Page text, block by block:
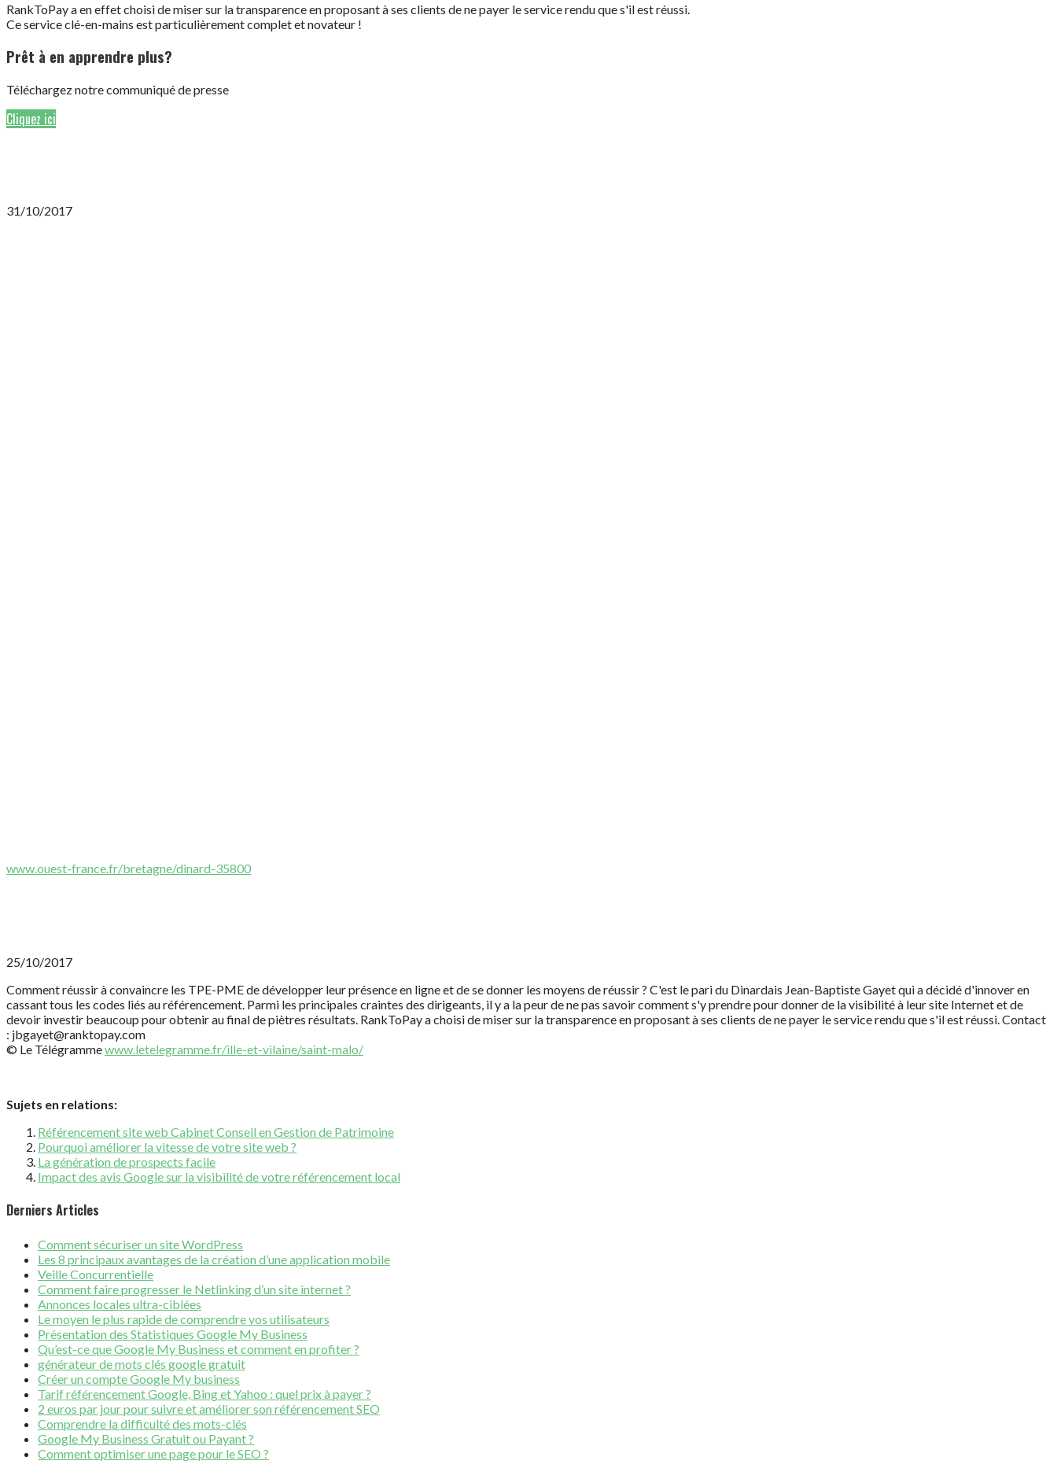
RankToPay a en effet choisi de miser sur la transparence en proposant à ses clients de ne payer le service rendu que s'il est réussi.
Ce service clé-en-mains est particulièrement complet et novateur !
Prêt à en apprendre plus?
Téléchargez notre communiqué de presse
Cliquez ici
31/10/2017
www.ouest-france.fr/bretagne/dinard-35800
25/10/2017
Comment réussir à convaincre les TPE-PME de développer leur présence en ligne et de se donner les moyens de réussir ? C'est le pari du Dinardais Jean-Baptiste Gayet qui a décidé d'innover en
cassant tous les codes liés au référencement. Parmi les principales craintes des dirigeants, il y a la peur de ne pas savoir comment s'y prendre pour donner de la visibilité à leur site Internet et de
devoir investir beaucoup pour obtenir au final de piètres résultats. RankToPay a choisi de miser sur la transparence en proposant à ses clients de ne payer le service rendu que s'il est réussi. Contact
: jbgayet@ranktopay.com
© Le Télégrammewww.letelegramme.fr/ille-et-vilaine/saint-malo/
Sujets en relations:
Référencement site web Cabinet Conseil en Gestion de Patrimoine
Pourquoi améliorer la vitesse de votre site web ?
La génération de prospects facile
Impact des avis Google sur la visibilité de votre référencement local
Derniers Articles
Comment sécuriser un site WordPress
Les 8 principaux avantages de la création d’une application mobile
Veille Concurrentielle
Comment faire progresser le Netlinking d’un site internet ?
Annonces locales ultra-ciblées
Le moyen le plus rapide de comprendre vos utilisateurs
Présentation des Statistiques Google My Business
Qu’est-ce que Google My Business et comment en profiter ?
générateur de mots clés google gratuit
Créer un compte Google My business
Tarif référencement Google, Bing et Yahoo : quel prix à payer ?
2 euros par jour pour suivre et améliorer son référencement SEO
Comprendre la difficulté des mots-clés
Google My Business Gratuit ou Payant ?
Comment optimiser une page pour le SEO ?